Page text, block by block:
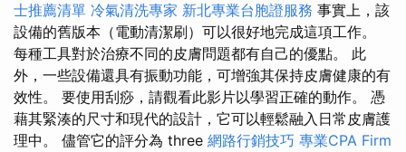
士推薦清單 冷氣清洗專家 新北專業台胞證服務 事實上，該
設備的舊版本（電動清潔刷）可以很好地完成這項工作。
每種工具對於治療不同的皮膚問題都有自己的優點。 此
外，一些設備還具有振動功能，可增強其保持皮膚健康的有
效性。 要使用刮痧，請觀看此影片以學習正確的動作。 憑
藉其緊湊的尺寸和現代的設計，它可以輕鬆融入日常皮膚護
理中。 儘管它的評分為 three 網路行銷技巧 專業CPA Firm